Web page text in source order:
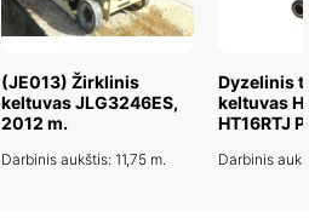
(JE013) Žirklinis
keltuvas JLG3246ES,
2012 m.
Darbinis aukštis: 11,75 m.
Dyzelinis
keltuvas
HT16RTJ
Darbinis